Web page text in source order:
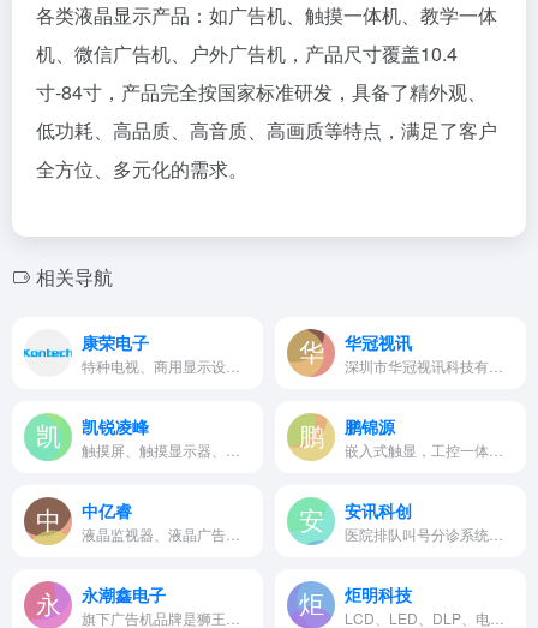
各类液晶显示产品：如广告机、触摸一体机、教学一体
机、微信广告机、户外广告机，产品尺寸覆盖10.4
寸-84寸，产品完全按国家标准研发，具备了精外观、
低功耗、高品质、高音质、高画质等特点，满足了客户
全方位、多元化的需求。
相关导航
康荣电子 华冠视讯
凯锐凌峰 鹏锦源
中亿睿 安讯科创
永潮鑫电子 炬明科技